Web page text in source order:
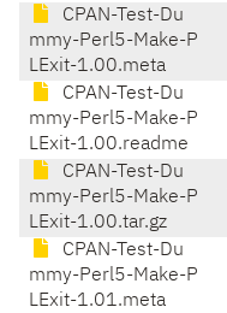
CPAN-Test-Du
mmy-Perl5-Make-P
LExit-1.00.meta
CPAN-Test-Du
mmy-Perl5-Make-P
LExit-1.00.readme
CPAN-Test-Du
mmy-Perl5-Make-P
LExit-1.00.tar.gz
CPAN-Test-Du
mmy-Perl5-Make-P
LExit-1.01.meta